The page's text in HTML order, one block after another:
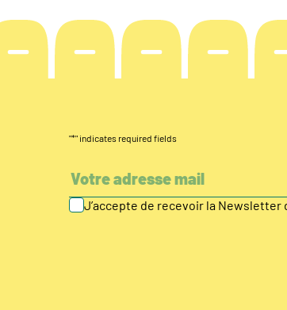
"*" indicates required fields
J’accepte de recevoir la Newsletter